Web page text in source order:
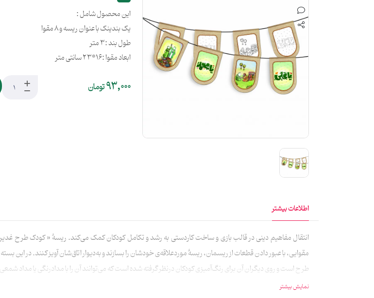
این محصول شامل :
یک بندینک با عنوان ریسه و 8 مقوا
طول بند :3 متر
ابعاد مقوا :16*23 سانتی متر
93,000تومان
اطلاعات بیشتر
انتقال مفاهیم دینی در قالب بازی و ساخت کاردستی به رشد و تکامل کودکان کمک می‌کند. ریسهٔ « کودک طرح
مقوایی، با عبور دادن قطعات از ریسمان، ریسهٔ مورد‌علاقه‌ی خودشان را بسازند و به‌دیوار اتاق‌شان آویز کنند. در
طرح است و روی دیگران آن برای رنگ‌آمیزی کودکان درنظر گرفته شده است که می‌توانند آن را با مدادرنگی یا مداد
نمایش بیشتر